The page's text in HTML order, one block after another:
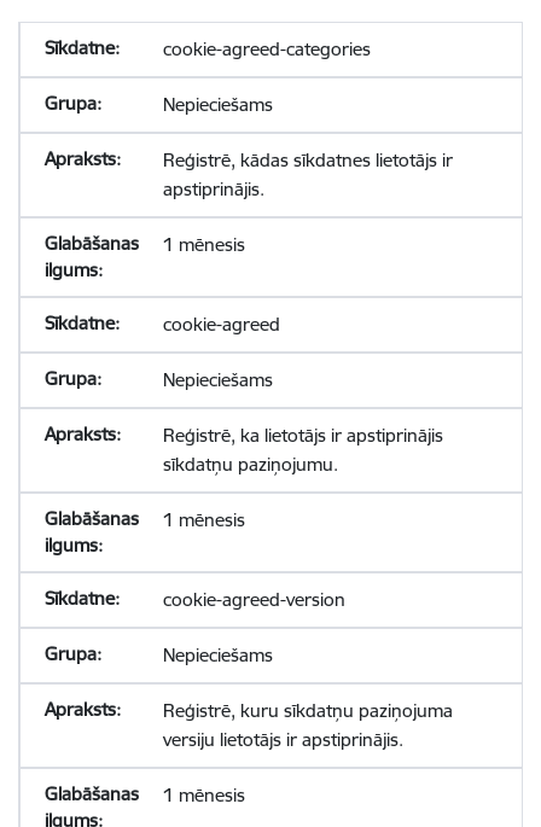
cookie-agreed-categories
Nepieciešams
Reģistrē, kādas sīkdatnes lietotājs ir
apstiprinājis.
1 mēnesis
cookie-agreed
Nepieciešams
Reģistrē, ka lietotājs ir apstiprinājis
sīkdatņu paziņojumu.
1 mēnesis
cookie-agreed-version
Nepieciešams
Reģistrē, kuru sīkdatņu paziņojuma
versiju lietotājs ir apstiprinājis.
1 mēnesis